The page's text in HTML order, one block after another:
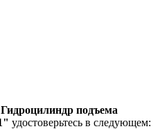
подъема
удостоверьтесь в следующем: